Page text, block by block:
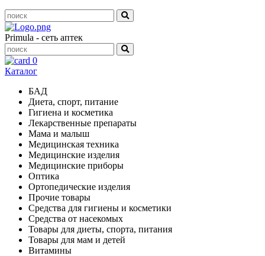
Primula - сеть аптек
0
Каталог
БАД
Диета, спорт, питание
Гигиена и косметика
Лекарственные препараты
Мама и малыш
Медицинская техника
Медицинские изделия
Медицинские приборы
Оптика
Ортопедические изделия
Прочие товары
Средства для гигиены и косметики
Средства от насекомых
Товары для диеты, спорта, питания
Товары для мам и детей
Витамины